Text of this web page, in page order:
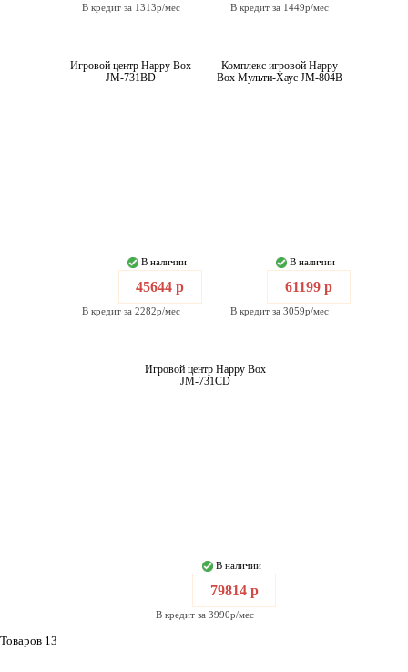
В кредит за 1313р/мес В кредит за 1449р/мес
Игровой центр Happy Box
JM-731BD
В наличии
45644 р
В кредит за 2282р/мес
Комплекс игровой Happy
Box Мульти-Хаус JM-804B
В наличии
61199 р
В кредит за 3059р/мес
Игровой центр Happy Box
JM-731CD
В наличии
79814 р
В кредит за 3990р/мес
Товаров 13